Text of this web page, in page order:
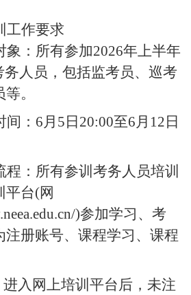
工作要求
象：所有参加2026年上半年
务人员，包括监考员、巡考
。
间： 6月5日20:00至6月12日
程：所有参训考务人员培训
平台(网
)参加学习、考
注册账号、课程学习、课程
进入网上培训平台后，未注